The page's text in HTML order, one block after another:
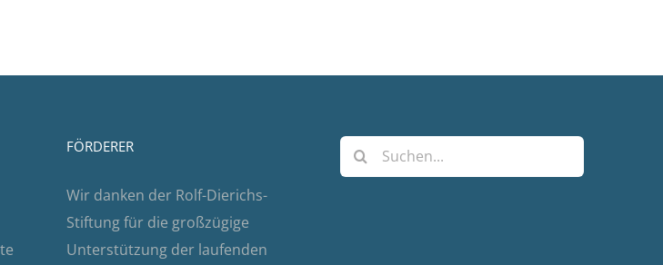
FÖRDERER
Wir danken der Rolf-Dierichs-
Stiftung für die großzügige
Unterstützung der laufenden
Suche
nach: